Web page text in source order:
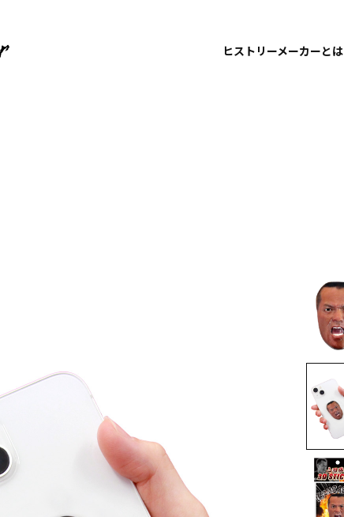
ヒストリーメーカーとは